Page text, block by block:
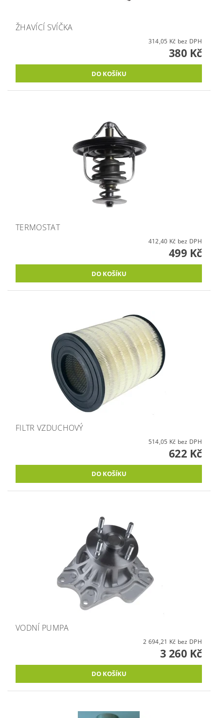
ŽHAVÍCÍ SVÍČKA
314,05 Kč bez DPH
380 Kč
TERMOSTAT
412,40 Kč bez DPH
499 Kč
FILTR VZDUCHOVÝ
514,05 Kč bez DPH
622 Kč
VODNÍ PUMPA
2 694,21 Kč bez DPH
3 260 Kč